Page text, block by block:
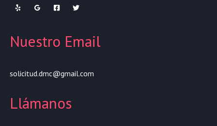
Nuestro Email
solicitud.dmc@gmail.com
Llámanos